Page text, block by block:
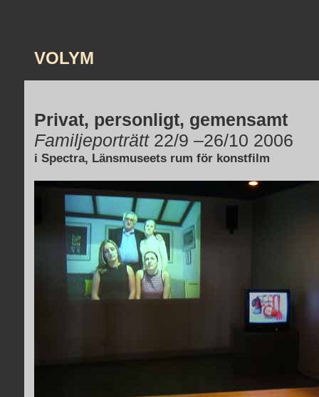
VOLYM
Privat, personligt, gemensamt
Familjeporträtt22/9 –26/10 2006
i Spectra, Länsmuseets rum för konstfilm